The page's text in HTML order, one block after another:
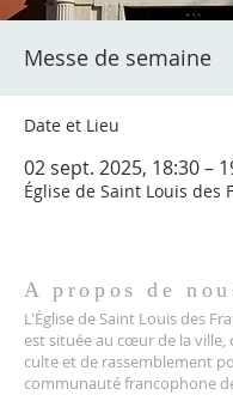
Messe de semaine
Date et Lieu
02 sept. 2025, 18:30 –
Église de Saint Louis des
A propos de
L'Église de Saint Louis des
est située au cœur de la
culte et de rassemblement
communauté francophone